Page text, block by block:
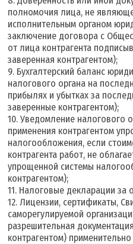
полномочия лица, не
исполнительным органом
заключение договора с
от лица контрагента
заверенная контрагентом);
9. Бухгалтерский баланс
налогового органа на
прибылях и убытках за
заверенные контрагентом);
10. Уведомление налогового
применения контрагентом
налогообложения, если
контрагента работ, не
упрощенной системы
контрагентом);
11. Налоговые декларации за
12. Лицензии, сертификаты,
саморегулируемой
разрешительная
контрагентом)